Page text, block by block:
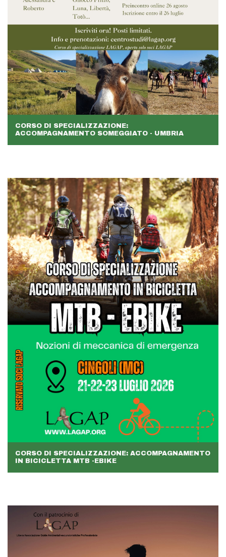
CORSO DI SPECIALIZZAZIONE:
ACCOMPAGNAMENTO SOMEGGIATO - UMBRIA
CORSO DI SPECIALIZZAZIONE: ACCOMPAGNAMENTO
IN BICICLETTA MTB -EBIKE